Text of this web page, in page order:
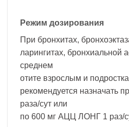
Режим дозирования
При бронхитах,
ларингитах, бронхиальной
среднем
отите взрослым и
рекомендуется назначать
раза/сут или
по 600 мг АЦЦ ЛОНГ 1 раз/